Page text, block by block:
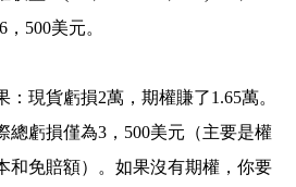
，500美元。
：現貨虧損2萬，期權賺了1.65萬。
總虧損僅為3，500美元（主要是權
和免賠額）。如果沒有期權，你要